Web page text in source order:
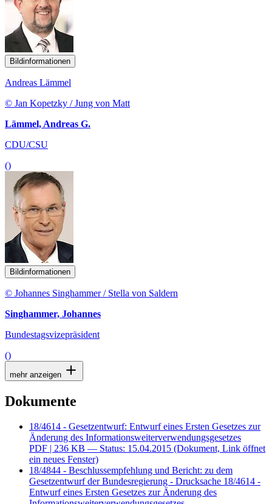
Bildinformationen
Andreas Lämmel
© Jan Kopetzky / Jung von Matt
Lämmel, Andreas G.
CDU/CSU
()
Bildinformationen
© Johannes Singhammer / Stella von Saldern
Singhammer, Johannes
Bundestagsvizepräsident
()
mehr anzeigen
Dokumente
18/4614 - Gesetzentwurf: Entwurf eines Ersten Gesetzes zur
Änderung des Informationsweiterverwendungsgesetzes
PDF | 236 KB — Status: 15.04.2015 (Dokument, Link öffnet
ein neues Fenster)
18/4844 - Beschlussempfehlung und Bericht: zu dem
Gesetzentwurf der Bundesregierung - Drucksache 18/4614 -
Entwurf eines Ersten Gesetzes zur Änderung des